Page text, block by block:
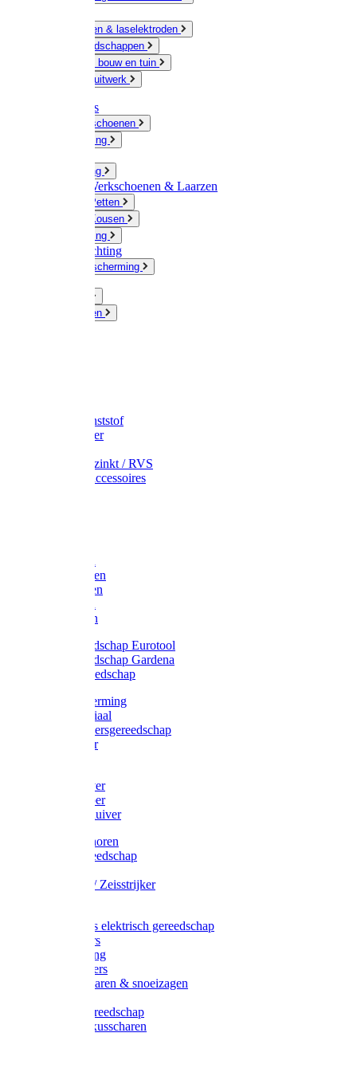
Slijpschijven & laselektroden
Handgereedschappen
IJzerwaren bouw en tuin
Hang en sluitwerk
Disposables
Werkhandschoenen
Regenkleding
Werkkleding
Wandel-/ Werkschoenen & Laarzen
Hoeden / Petten
Sokken / Kousen
Winterkleding
Winkelinrichting
Gelaatsbescherming
Knaagdieren
Emmer kunststof
Schepemmer
Emmer verzinkt / RVS
Regenton accessoires
Gazonharken
Asfaltharken
Hooiharken
Handgereedschap Eurotool
Handgereedschap Gardena
Kindergereedschap
Kniebescherming
Afzetmateriaal
Stratenmakersgereedschap
Straathamer
Mestschuiver
Mestschraper
Sneeuwschuiver
Zeis toebehoren
Baggergereedschap
Wetstenen / Zeisstrijker
Accessoires elektrisch gereedschap
Grasmaaiers
Tuinreiniging
Robotmaaiers
Heggenscharen & snoeizagen
Klussen gereedschap
Gras & buxusscharen